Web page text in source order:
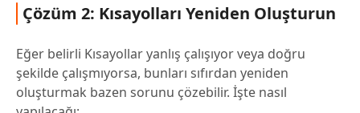
Çözüm 2: Kısayolları Yeniden Oluşturun
Eğer belirli Kısayollar yanlış çalışıyor veya doğru
şekilde çalışmıyorsa, bunları sıfırdan yeniden
oluşturmak bazen sorunu çözebilir. İşte nasıl